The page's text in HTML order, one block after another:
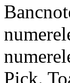
Pick.